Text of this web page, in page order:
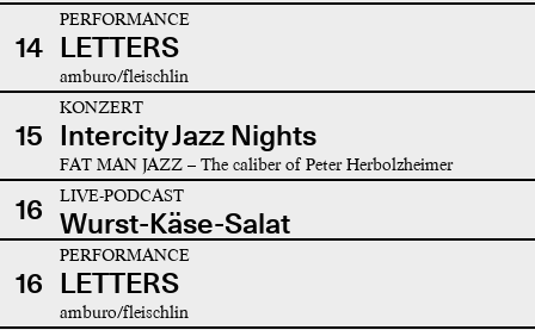
14
PERFORMANCE
LETTERS
amburo/fleischlin
15
KONZERT
Intercity Jazz Nights
FAT MAN JAZZ – The caliber of Peter Herbolzheimer
16 LIVE-PODCAST
Wurst-Käse-Salat
16
PERFORMANCE
LETTERS
amburo/fleischlin